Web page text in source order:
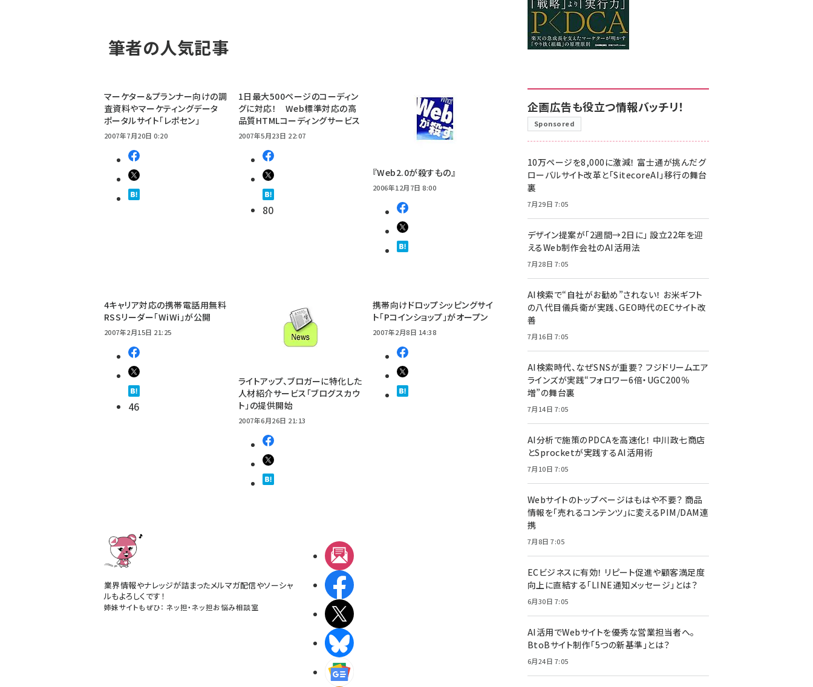
筆者の人気記事
マーケター＆プランナー向けの調
査資料やマーケティングデータ
ポータルサイト「レポセン」
2007年7月20日 0:20
1日最大500ページのコーディン
グに対応！ Web標準対応の高
品質HTMLコーディングサービス
2007年5月23日 22:07
80
『Web2.0が殺すもの』
2006年12月7日 8:00
4キャリア対応の携帯電話用無料
RSSリーダー「WiWi」が公開
2007年2月15日 21:25
46
ライトアップ、ブロガーに特化した
人材紹介サービス「ブログスカウ
ト」の提供開始
2007年6月26日 21:13
携帯向けドロップシッピングサイ
ト「Pコインショップ」がオープン
2007年2月8日 14:38
業界情報やナレッジが詰まったメルマガ配信やソーシャ
ルもよろしくです！
姉妹サイトもぜひ： ネッ担・ネッ担お悩み相談室
企画広告も役立つ情報バッチリ！
Sponsored
10万ページを8,000に激減！ 富士通が挑んだグ
ローバルサイト改革と「SitecoreAI」移行の舞台
裏
7月29日 7:05
デザイン提案が「2週間→2日に」 設立22年を迎
えるWeb制作会社のAI活用法
7月28日 7:05
AI検索で“自社がお勧め”されない！ お米ギフト
の八代目儀兵衛が実践、GEO時代のECサイト改
善
7月16日 7:05
AI検索時代、なぜSNSが重要？ フジドリームエア
ラインズが実践“フォロワー6倍・UGC200％
増”の舞台裏
7月14日 7:05
AI分析で施策のPDCAを高速化！ 中川政七商店
とSprocketが実践するAI活用術
7月10日 7:05
Webサイトのトップページはもはや不要？ 商品
情報を「売れるコンテンツ」に変えるPIM/DAM連
携
7月8日 7:05
ECビジネスに有効！ リピート促進や顧客満足度
向上に直結する「LINE通知メッセージ」とは？
6月30日 7:05
AI活用でWebサイトを優秀な営業担当者へ。
BtoBサイト制作「5つの新基準」とは？
6月24日 7:05